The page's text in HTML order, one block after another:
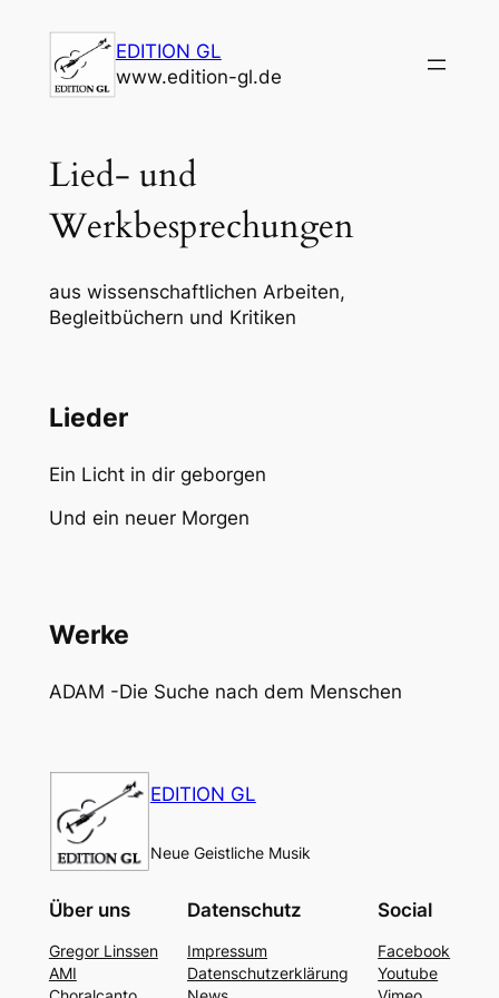
springen
EDITION GL
www.edition-gl.de
Lied- und
Werkbesprechungen
aus wissenschaftlichen Arbeiten,
Begleitbüchern und Kritiken
Lieder
Ein Licht in dir geborgen
Und ein neuer Morgen
Werke
ADAM -Die Suche nach dem Menschen
EDITION GL
Neue Geistliche Musik
Über uns
Gregor Linssen
AMI
Datenschutz
Impressum
Datenschutzerklärung
Social
Facebook
Youtube